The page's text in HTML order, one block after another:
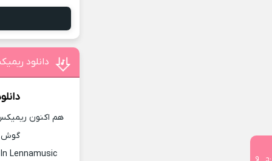
دانلود
هم اکنون
گوش
Lennamusic